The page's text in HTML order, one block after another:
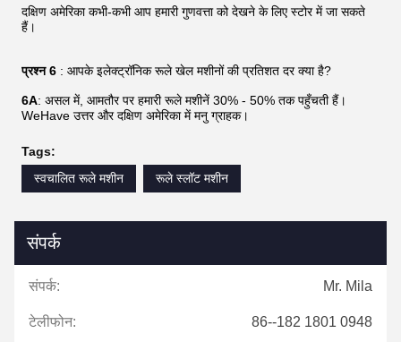
दक्षिण अमेरिका कभी-कभी आप हमारी गुणवत्ता को देखने के लिए स्टोर में जा सकते
हैं।
प्रश्न 6 : आपके इलेक्ट्रॉनिक रूले खेल मशीनों की प्रतिशत दर क्या है?
6A: असल में, आमतौर पर हमारी रूले मशीनें 30% - 50% तक पहुँचती हैं।
WeHave उत्तर और दक्षिण अमेरिका में मनु ग्राहक।
Tags:
स्वचालित रूले मशीन
रूले स्लॉट मशीन
संपर्क
संपर्क: Mr. Mila
टेलीफोन: 86--182 1801 0948